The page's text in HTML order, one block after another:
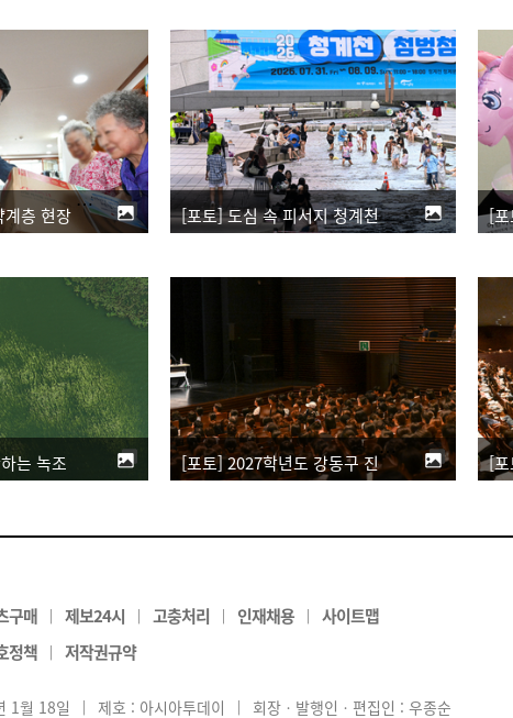
[포토] 폭염 속 취약계층 현장 살피는 박준희 관악구청장 [포토] 도심 속 피서지 청계천
는 녹조 [포토] 2027학년도 강동구 진로진학박람회 개최
구매 | 제보24시 | 고충처리 | 인재채용 |
사이트맵
정책 | 저작권규약
1월 18일 | 제호 : 아시아투데이 | 회장ㆍ발행인ㆍ편집인 : 우종순